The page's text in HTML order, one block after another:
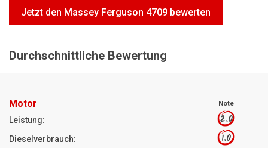
Jetzt Bewerten
Jetzt den Massey Ferguson 4709 bewerten
Durchschnittliche Bewertung
Motor Note
Leistung: 2.0
Dieselverbrauch: 1.0